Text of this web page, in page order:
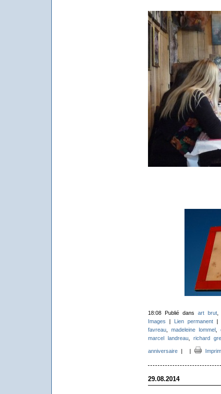
18:08 Publié dans art brut
Images | Lien permanent|
favreau, madeleine lommel,
marcel landreau, richard
anniversaire| |
29.08.2014